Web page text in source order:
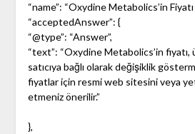
“name”: “Oxydine Metabolics’in Fiyatı
“acceptedAnswer”: {
“@type”: “Answer”,
“text”: “Oxydine Metabolics’in
satıcıya bağlı olarak değişiklik
fiyatlar için resmi web sitesini veya
etmeniz önerilir.”
},